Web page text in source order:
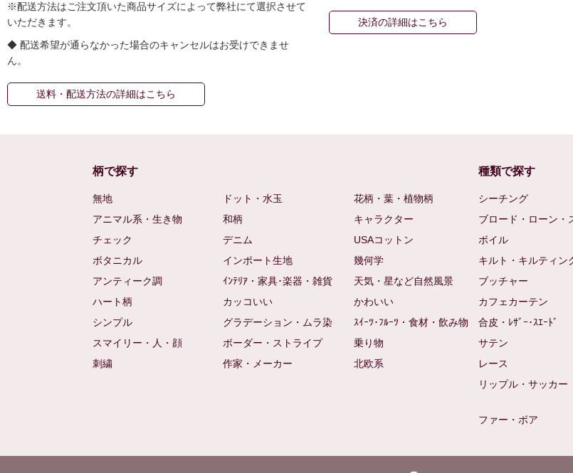
※配送方法はご注文頂いた商品サイズによって弊社にて選択させて
いただきます。
◆ 配送希望が通らなかった場合のキャンセルはお受けできませ
ん。
送料・配送方法の詳細はこちら
決済の詳細はこちら
柄で探す
無地 ドット・水玉
花柄・葉・植物柄
アニマル系・生き物
和柄
キャラクター
チェック
デニム
USAコットン
ボタニカル
インポート生地
幾何学
アンティーク調
ｲﾝﾃﾘｱ・家具･楽器・雑貨
天気・星など自然風景
ハート柄
カッコいい
かわいい
シンプル
グラデーション・ムラ染
ｽｲｰﾂ･ﾌﾙｰﾂ・食材・飲み物
スマイリー・人・顔
ボーダー・ストライプ
乗り物
刺繍
作家・メーカー 北欧系
種類で探す
シーチング
ブロード・ローン・
ボイル
キルト・キルティン
ブッチャー
カフェカーテン
合皮・ﾚｻﾞｰ･ｽｴｰﾄﾞ
サテン
レース
リップル・サッカー
ファー・ボア